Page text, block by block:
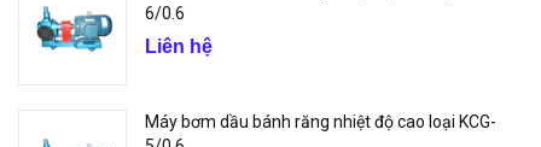
6/0.6
Liên hệ
Máy bơm dầu bánh răng nhiệt độ cao loại KCG-